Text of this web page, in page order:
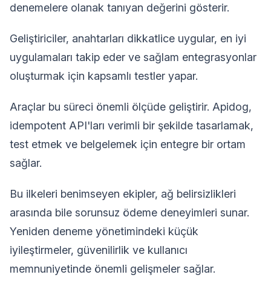
denemelere olanak tanıyan değerini gösterir.
Geliştiriciler, anahtarları dikkatlice uygular, en iyi
uygulamaları takip eder ve sağlam entegrasyonlar
oluşturmak için kapsamlı testler yapar.
Araçlar bu süreci önemli ölçüde geliştirir. Apidog,
idempotent API'ları verimli bir şekilde tasarlamak,
test etmek ve belgelemek için entegre bir ortam
sağlar.
Bu ilkeleri benimseyen ekipler, ağ belirsizlikleri
arasında bile sorunsuz ödeme deneyimleri sunar.
Yeniden deneme yönetimindeki küçük
iyileştirmeler, güvenilirlik ve kullanıcı
memnuniyetinde önemli gelişmeler sağlar.